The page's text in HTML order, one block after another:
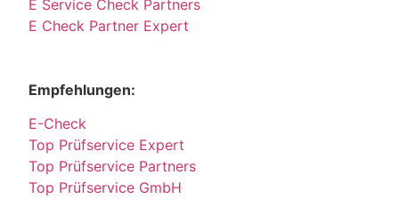
E Service Check Partners
E Check Partner Expert
Empfehlungen:
E-Check
Top Prüfservice Expert
Top Prüfservice Partners
Top Prüfservice GmbH